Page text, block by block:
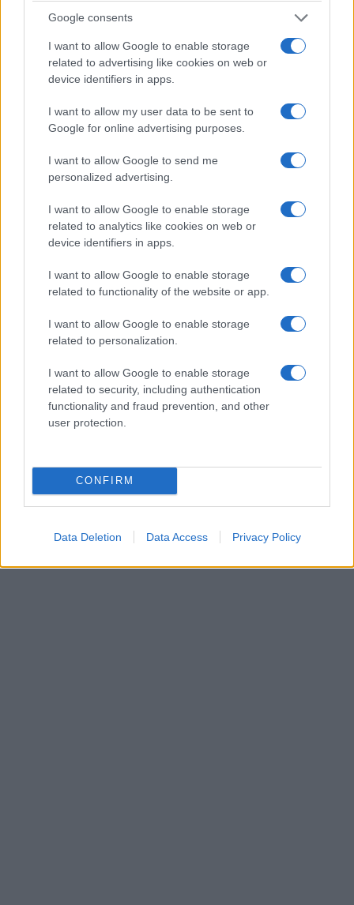
Google consents
I want to allow Google to enable storage
related to advertising like cookies on web or
device identifiers in apps.
I want to allow my user data to be sent to
Google for online advertising purposes.
I want to allow Google to send me
personalized advertising.
I want to allow Google to enable storage
related to analytics like cookies on web or
device identifiers in apps.
I want to allow Google to enable storage
related to functionality of the website or app.
I want to allow Google to enable storage
related to personalization.
I want to allow Google to enable storage
related to security, including authentication
functionality and fraud prevention, and other
user protection.
CONFIRM
Data Deletion Data Access Privacy Policy
απόκρημνο, δύσβατο
22 Αυγούστου 2025, 6:15 μμ
σε "Κοινωνία"
Δρυμό της Βάλια Κάλντα
22 Αυγούστου 2025, 9:30 πμ
σε "Κοινωνία"
που κατακαίει τον Εθνικό
Δρυμό της Βάλια Κάλντα
22 Αυγούστου 2025, 11:49 πμ
σε "Κοινωνία"
Ακολουθήστε μας στο
και μάθετε πρώτοι όλες τις ειδήσεις!